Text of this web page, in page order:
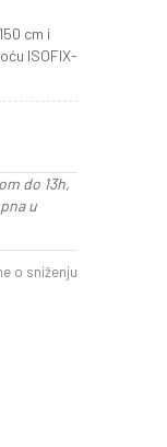
cm i
ISOFIX-
do 13h,
u
o sniženju